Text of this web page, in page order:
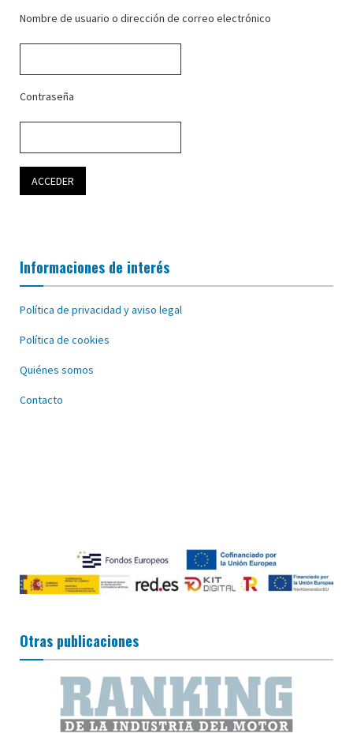
Nombre de usuario o dirección de correo electrónico
Contraseña
Informaciones de interés
Política de privacidad y aviso legal
Política de cookies
Quiénes somos
Contacto
Otras publicaciones